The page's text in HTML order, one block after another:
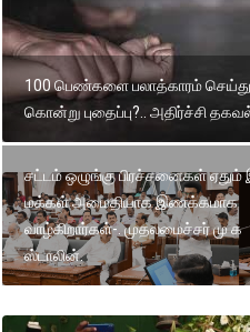
100 பெண்களை பலாத்காரம்
கொன்று புதைப்பு?.. அதிர்ச்சி
சட்டம் ஒழுங்கு பிரச்சனைகள் ஏதும்
மக்கள் அமைதியாக இணக்கமாக
வாழ்கிறார்கள்-. முதலமைச்சர் மு க
ஸ்டாலின்.